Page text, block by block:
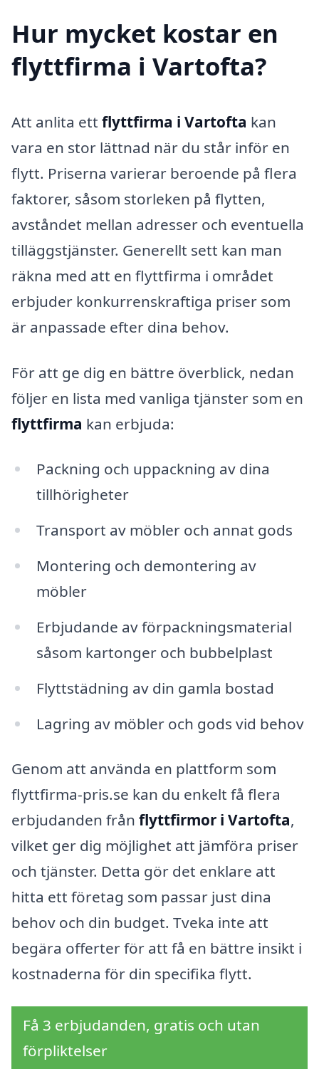
Hur mycket kostar en
flyttfirma i Vartofta?
Att anlita ett flyttfirma i Vartofta kan
vara en stor lättnad när du står inför en
flytt. Priserna varierar beroende på flera
faktorer, såsom storleken på flytten,
avståndet mellan adresser och eventuella
tilläggstjänster. Generellt sett kan man
räkna med att en flyttfirma i området
erbjuder konkurrenskraftiga priser som
är anpassade efter dina behov.
För att ge dig en bättre överblick, nedan
följer en lista med vanliga tjänster som en
flyttfirma kan erbjuda:
Packning och uppackning av dina
tillhörigheter
Transport av möbler och annat gods
Montering och demontering av
möbler
Erbjudande av förpackningsmaterial
såsom kartonger och bubbelplast
Flyttstädning av din gamla bostad
Lagring av möbler och gods vid behov
Genom att använda en plattform som
flyttfirma-pris.se kan du enkelt få flera
erbjudanden från flyttfirmor i Vartofta,
vilket ger dig möjlighet att jämföra priser
och tjänster. Detta gör det enklare att
hitta ett företag som passar just dina
behov och din budget. Tveka inte att
begära offerter för att få en bättre insikt i
kostnaderna för din specifika flytt.
Få 3 erbjudanden, gratis och utan
förpliktelser